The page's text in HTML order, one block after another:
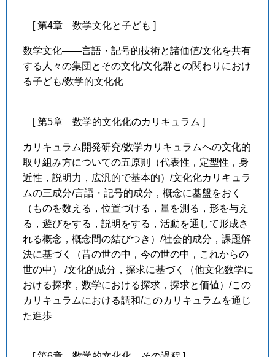
[ 第4章 数学文化と子ども ]
数学文化――言語・記号的技術と諸価値/文化を共有
する人々の集団とその文化/文化群との関わりにおけ
る子ども/数学的文化化
[ 第5章 数学的文化化のカリキュラム ]
カリキュラム開発研究/数学カリキュラムへの文化的
取り組み方についての五原則（代表性，定型性，身
近性，説明力，広汎的で基本的）/文化化カリキュラ
ムの三成分/言語・記号的成分，概念に基盤をおく
（ものを数える，位置づける，量を測る，形を与え
る，遊びをする，説明をする，活動を通して形成さ
れる概念，概念間の結びつき）/社会的成分，課題解
決に基づく（昔の世の中，今の世の中，これからの
世の中） /文化的成分，探求に基づく（他文化数学に
おける探求，数学における探求，探求と価値）/この
カリキュラムにおける調和/このカリキュラムを通じ
た進歩